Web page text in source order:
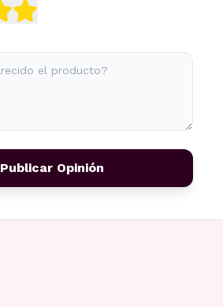
Publicar Opinión